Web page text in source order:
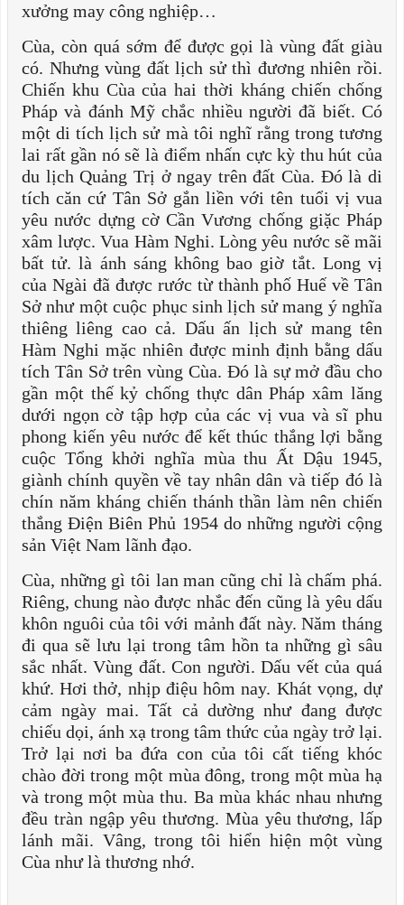
xưởng may công nghiệp…
Cùa, còn quá sớm để được gọi là vùng đất giàu
có. Nhưng vùng đất lịch sử thì đương nhiên rồi.
Chiến khu Cùa của hai thời kháng chiến chống
Pháp và đánh Mỹ chắc nhiều người đã biết. Có
một di tích lịch sử mà tôi nghĩ rằng trong tương
lai rất gần nó sẽ là điểm nhấn cực kỳ thu hút của
du lịch Quảng Trị ở ngay trên đất Cùa. Đó là di
tích căn cứ Tân Sở gắn liền với tên tuổi vị vua
yêu nước dựng cờ Cần Vương chống giặc Pháp
xâm lược. Vua Hàm Nghi. Lòng yêu nước sẽ mãi
bất tử. là ánh sáng không bao giờ tắt. Long vị
của Ngài đã được rước từ thành phố Huế về Tân
Sở như một cuộc phục sinh lịch sử mang ý nghĩa
thiêng liêng cao cả. Dấu ấn lịch sử mang tên
Hàm Nghi mặc nhiên được minh định bằng dấu
tích Tân Sở trên vùng Cùa. Đó là sự mở đầu cho
gần một thế kỷ chống thực dân Pháp xâm lăng
dưới ngọn cờ tập hợp của các vị vua và sĩ phu
phong kiến yêu nước để kết thúc thắng lợi bằng
cuộc Tổng khởi nghĩa mùa thu Ất Dậu 1945,
giành chính quyền về tay nhân dân và tiếp đó là
chín năm kháng chiến thánh thần làm nên chiến
thắng Điện Biên Phủ 1954 do những người cộng
sản Việt Nam lãnh đạo.
Cùa, những gì tôi lan man cũng chỉ là chấm phá.
Riêng, chung nào được nhắc đến cũng là yêu dấu
khôn nguôi của tôi với mảnh đất này. Năm tháng
đi qua sẽ lưu lại trong tâm hồn ta những gì sâu
sắc nhất. Vùng đất. Con người. Dấu vết của quá
khứ. Hơi thở, nhịp điệu hôm nay. Khát vọng, dự
cảm ngày mai. Tất cả dường như đang được
chiếu dọi, ánh xạ trong tâm thức của ngày trở lại.
Trở lại nơi ba đứa con của tôi cất tiếng khóc
chào đời trong một mùa đông, trong một mùa hạ
và trong một mùa thu. Ba mùa khác nhau nhưng
đều tràn ngập yêu thương. Mùa yêu thương, lấp
lánh mãi. Vâng, trong tôi hiển hiện một vùng
Cùa như là thương nhớ.